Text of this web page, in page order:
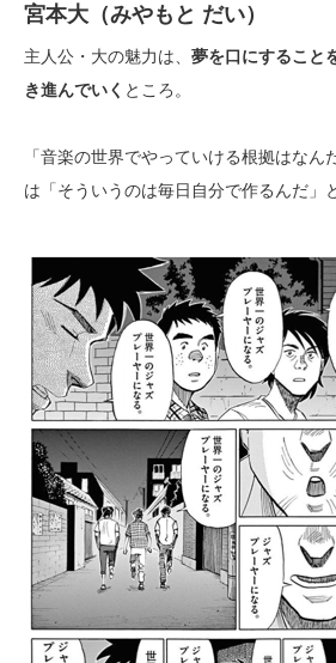
宮本大（みやもと だい）
主人公・大の魅力は、 夢を口にすること
き進んでいく ところ。
「音楽の世界でやっていける根拠はな
は「そういうのは毎日自分で作るんだ」